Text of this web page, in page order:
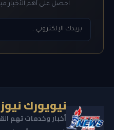
احصل على أهم الأخبار
نيويورك نيوز
أخبار وخدمات تهم